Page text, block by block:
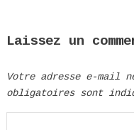
Laissez un
Votre adresse e-mail
obligatoires sont